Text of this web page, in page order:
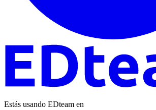
Estás usando EDteam en